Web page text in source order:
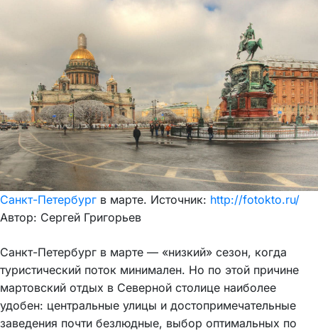
Санкт-Петербург в марте. Источник: http://fotokto.ru/
Автор: Сергей Григорьев
Санкт-Петербург в марте — «низкий» сезон, когда
туристический поток минимален. Но по этой причине
мартовский отдых в Северной столице наиболее
удобен: центральные улицы и достопримечательные
заведения почти безлюдные, выбор оптимальных по